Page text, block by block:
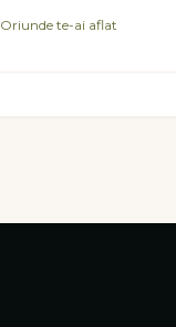
Oriunde te-ai aflat